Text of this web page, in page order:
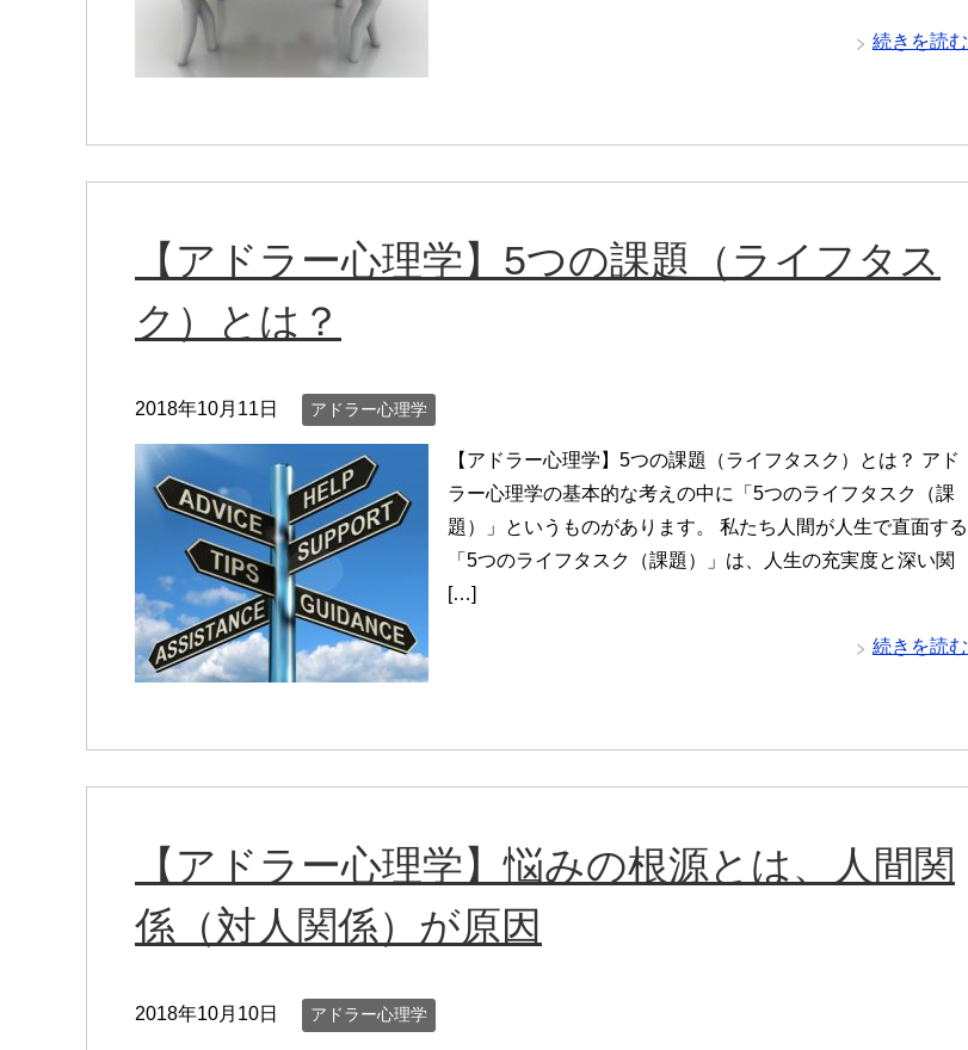
続きを読む
【アドラー心理学】5つの課題（ライフタス
ク）とは？
2018年10月11日 アドラー心理学
【アドラー心理学】5つの課題（ライフタスク）とは？ アド
ラー心理学の基本的な考えの中に「5つのライフタスク（課
題）」というものがあります。 私たち人間が人生で直面する
「5つのライフタスク（課題）」は、人生の充実度と深い関
[…]
続きを読む
【アドラー心理学】悩みの根源とは、人間関
係（対人関係）が原因
2018年10月10日 アドラー心理学